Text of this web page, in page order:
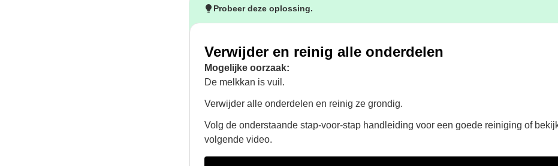
Probeer deze oplossing.
Verwijder en reinig alle onderdelen
Mogelijke oorzaak:
De melkkan is vuil.
Verwijder alle onderdelen en reinig ze grondig.
Volg de onderstaande stap-voor-stap handleiding voor een goede reiniging of
volgende video.